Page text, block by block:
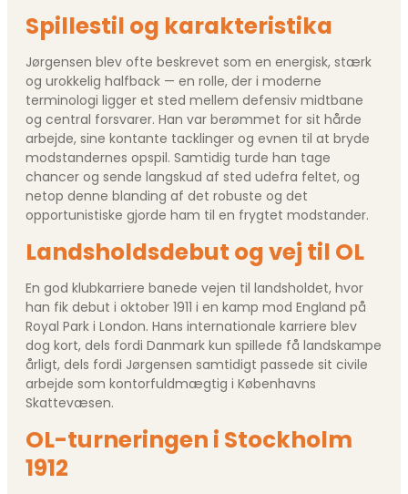
Spillestil og karakteristika
Jørgensen blev ofte beskrevet som en energisk, stærk
og urokkelig halfback — en rolle, der i moderne
terminologi ligger et sted mellem defensiv midtbane
og central forsvarer. Han var berømmet for sit hårde
arbejde, sine kontante tacklinger og evnen til at bryde
modstandernes opspil. Samtidig turde han tage
chancer og sende langskud af sted udefra feltet, og
netop denne blanding af det robuste og det
opportunistiske gjorde ham til en frygtet modstander.
Landsholdsdebut og vej til OL
En god klubkarriere banede vejen til landsholdet, hvor
han fik debut i oktober 1911 i en kamp mod England på
Royal Park i London. Hans internationale karriere blev
dog kort, dels fordi Danmark kun spillede få landskampe
årligt, dels fordi Jørgensen samtidigt passede sit civile
arbejde som kontorfuldmægtig i Københavns
Skattevæsen.
OL-turneringen i Stockholm
1912